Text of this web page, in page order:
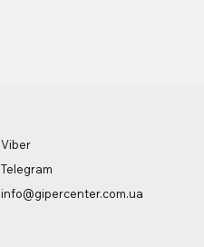
Viber
Telegram
info@gipercenter.com.ua